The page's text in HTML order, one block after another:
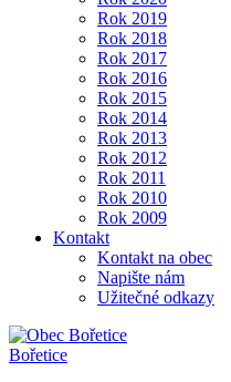
Rok 2019
Rok 2018
Rok 2017
Rok 2016
Rok 2015
Rok 2014
Rok 2013
Rok 2012
Rok 2011
Rok 2010
Rok 2009
Kontakt
Kontakt na obec
Napište nám
Užitečné odkazy
Bořetice